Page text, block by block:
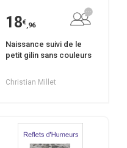
18€,96
Naissance suivi de le
petit gilin sans couleurs
Christian Millet